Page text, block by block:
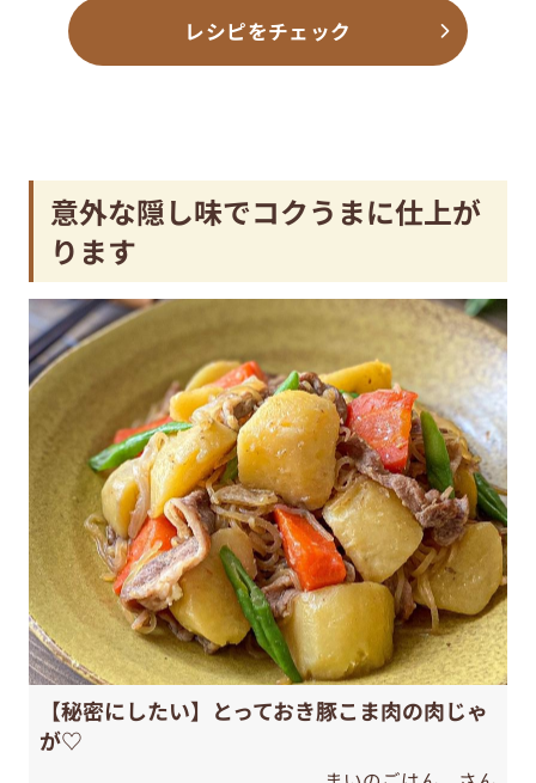
レシピをチェック
意外な隠し味でコクうまに仕上が
ります
【秘密にしたい】とっておき豚こま肉の肉じゃ
が♡